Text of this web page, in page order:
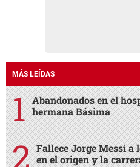
MÁS LEÍDAS
Abandonados en el
hermana Básima
Fallece Jorge Messi a
en el origen y la